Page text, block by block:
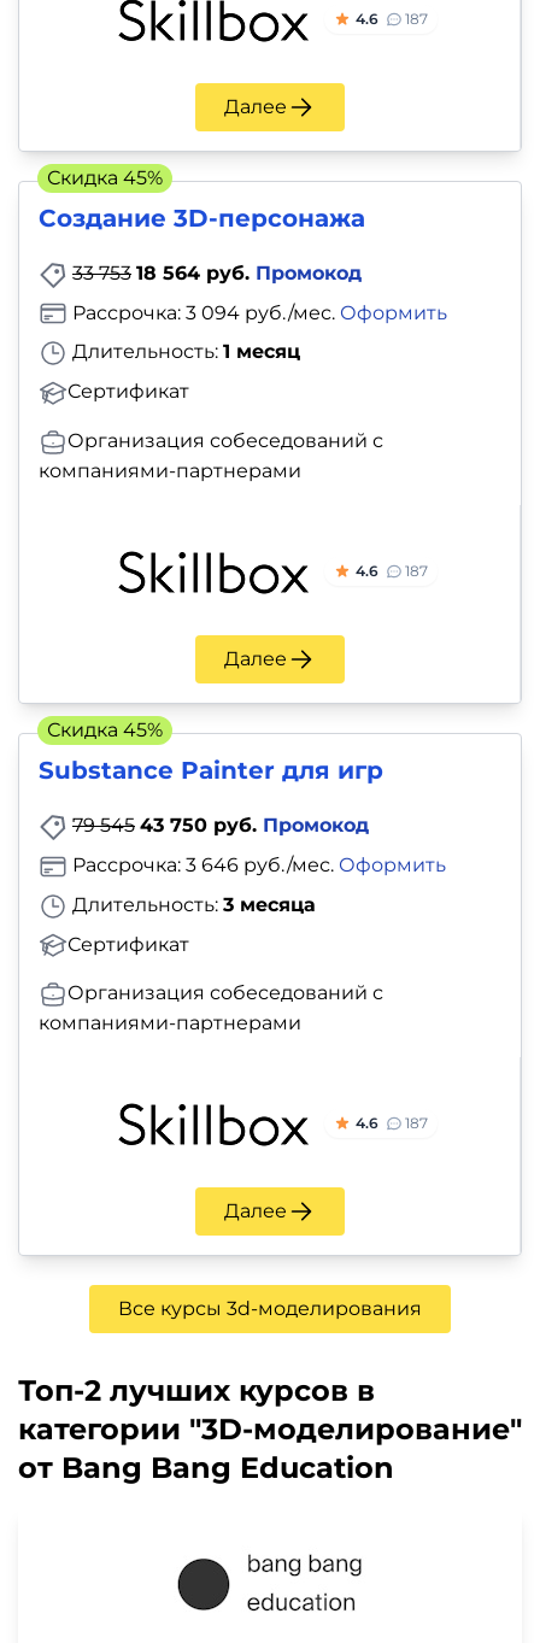
4.6 187
Далее
Создание 3D-персонажа
33 753 18 564 руб. Промокод
Длительность: 1 месяц
Сертификат
Рассрочка: 3 094 руб./мес. Оформить
Организация собеседований с
компаниями-партнерами
4.6 187
Далее
Скидка 45%
Substance Painter для игр
79 545 43 750 руб. Промокод
Длительность: 3 месяца
Сертификат
Рассрочка: 3 646 руб./мес. Оформить
Организация собеседований с
компаниями-партнерами
4.6 187
Далее
Скидка 45%
Все курсы 3d-моделирования
Топ-2 лучших курсов в
категории "3D-моделирование"
от Bang Bang Education